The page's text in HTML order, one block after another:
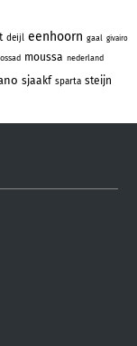
deijl eenhoorn gaal givairo
moussa nederland
sjaakf sparta steijn